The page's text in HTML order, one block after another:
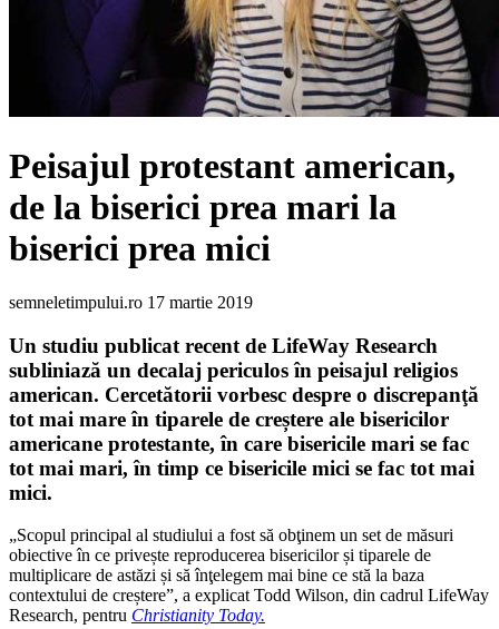
Peisajul protestant american,
de la biserici prea mari la
biserici prea mici
semneletimpului.ro 17 martie 2019
Un studiu publicat recent de LifeWay Research
subliniază un decalaj periculos în peisajul religios
american. Cercetătorii vorbesc despre o discrepanţă
tot mai mare în tiparele de creștere ale bisericilor
americane protestante, în care bisericile mari se fac
tot mai mari, în timp ce bisericile mici se fac tot mai
mici.
„Scopul principal al studiului a fost să obţinem un set de măsuri
obiective în ce privește reproducerea bisericilor și tiparele de
multiplicare de astăzi și să înţelegem mai bine ce stă la baza
contextului de creștere”, a explicat Todd Wilson, din cadrul LifeWay
Research, pentru Christianity Today.